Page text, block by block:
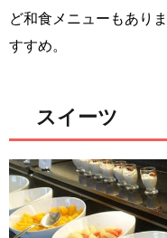
ど和食メニューもあり
すすめ。
スイーツ